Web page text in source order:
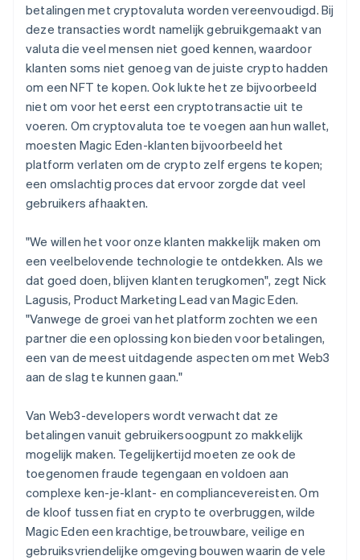
betalingen met cryptovaluta worden vereenvoudigd. Bij
deze transacties wordt namelijk gebruikgemaakt van
valuta die veel mensen niet goed kennen, waardoor
klanten soms niet genoeg van de juiste crypto hadden
om een NFT te kopen. Ook lukte het ze bijvoorbeeld
niet om voor het eerst een cryptotransactie uit te
voeren. Om cryptovaluta toe te voegen aan hun wallet,
moesten Magic Eden-klanten bijvoorbeeld het
platform verlaten om de crypto zelf ergens te kopen;
een omslachtig proces dat ervoor zorgde dat veel
gebruikers afhaakten.
"We willen het voor onze klanten makkelijk maken om
een veelbelovende technologie te ontdekken. Als we
dat goed doen, blijven klanten terugkomen", zegt Nick
Lagusis, Product Marketing Lead van Magic Eden.
"Vanwege de groei van het platform zochten we een
partner die een oplossing kon bieden voor betalingen,
een van de meest uitdagende aspecten om met Web3
aan de slag te kunnen gaan."
Van Web3-developers wordt verwacht dat ze
betalingen vanuit gebruikersoogpunt zo makkelijk
mogelijk maken. Tegelijkertijd moeten ze ook de
toegenomen fraude tegengaan en voldoen aan
complexe ken-je-klant- en compliancevereisten. Om
de kloof tussen fiat en crypto te overbruggen, wilde
Magic Eden een krachtige, betrouwbare, veilige en
gebruiksvriendelijke omgeving bouwen waarin de vele